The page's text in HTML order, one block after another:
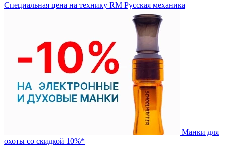
Специальная цена на технику RM Русская механика
Манки для
охоты со скидкой 10%*